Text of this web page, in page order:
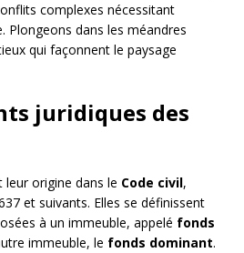
complexes nécessitant
Plongeons dans les méandres
qui façonnent le paysage
juridiques des
origine dans le Code civil,
et suivants. Elles se définissent
à un immeuble, appelé fonds
immeuble, le fonds dominant.